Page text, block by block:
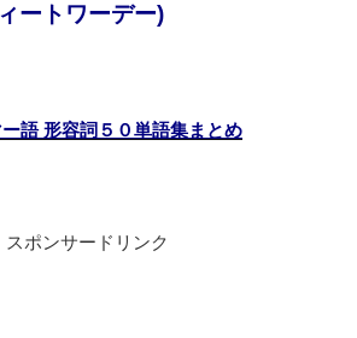
ートワーデー)
ー語 形容詞５０単語集まとめ
スポンサードリンク